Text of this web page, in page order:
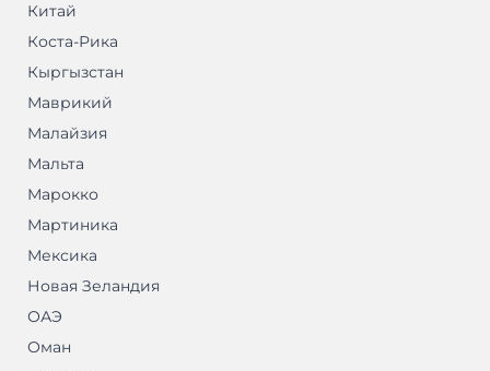
Китай
Коста-Рика
Кыргызстан
Маврикий
Малайзия
Мальта
Марокко
Мартиника
Мексика
Новая Зеландия
ОАЭ
Оман